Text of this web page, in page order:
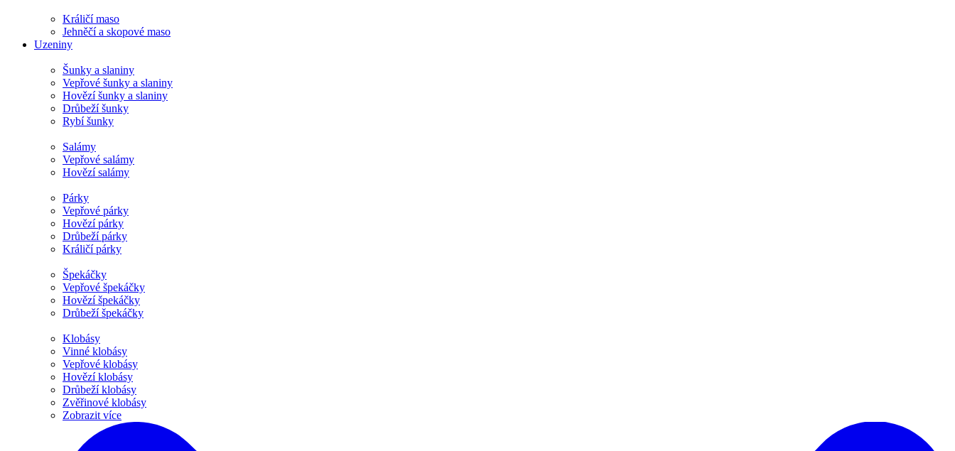
Králičí maso
Jehněčí a skopové maso
Uzeniny
Šunky a slaniny
Vepřové šunky a slaniny
Hovězí šunky a slaniny
Drůbeží šunky
Rybí šunky
Salámy
Vepřové salámy
Hovězí salámy
Párky
Vepřové párky
Hovězí párky
Drůbeží párky
Králičí párky
Špekáčky
Vepřové špekáčky
Hovězí špekáčky
Drůbeží špekáčky
Klobásy
Vinné klobásy
Vepřové klobásy
Hovězí klobásy
Drůbeží klobásy
Zvěřinové klobásy
Zobrazit více